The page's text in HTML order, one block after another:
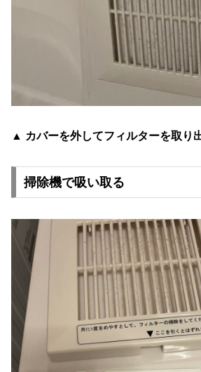
▲ カバーを外してフィルターを取り
掃除機で吸い取る